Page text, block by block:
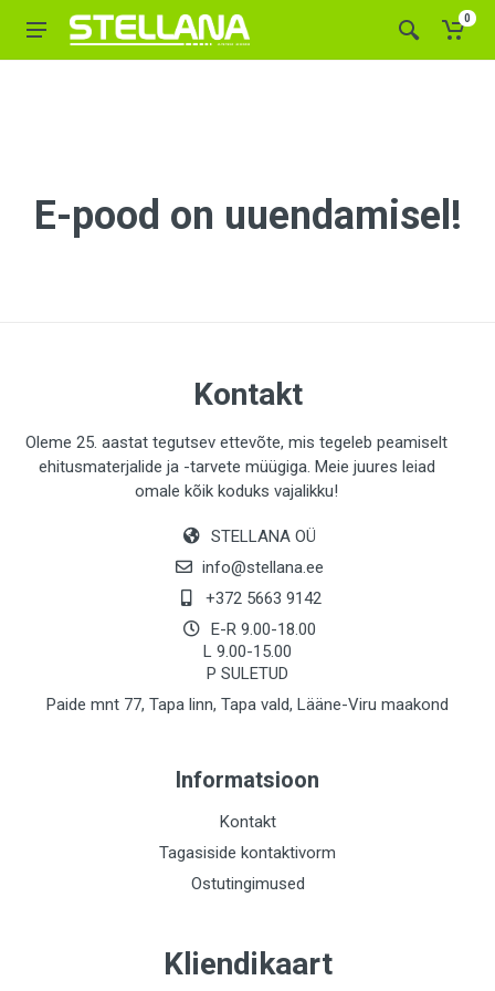
0
E-pood on uuendamisel!
Kontakt
Oleme 25. aastat tegutsev ettevõte, mis tegeleb peamiselt
ehitusmaterjalide ja -tarvete müügiga. Meie juures leiad
omale kõik koduks vajalikku!
STELLANA OÜ
info@stellana.ee
+372 5663 9142
E-R 9.00-18.00
L 9.00-15.00
P SULETUD
Paide mnt 77, Tapa linn, Tapa vald, Lääne-Viru maakond
Informatsioon
Kontakt
Tagasiside kontaktivorm
Ostutingimused
Kliendikaart